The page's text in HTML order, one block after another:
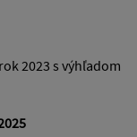
2023 s výhľadom